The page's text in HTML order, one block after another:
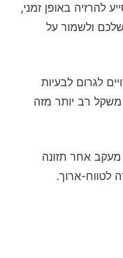
להרזיה באופן זמני,
ולשמור על
לגרום לבעיות
משקל רב יותר מזה
מעקב אחר תזונה
לטווח-ארוך.